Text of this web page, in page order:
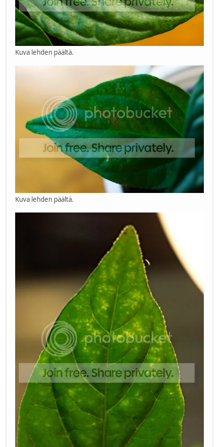
Kuva lehden päältä.
Kuva lehden päältä.